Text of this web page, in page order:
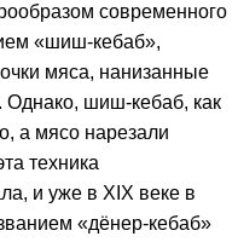
современного
«шиш-кебаб»,
мяса, нанизанные
шиш-кебаб, как
а мясо нарезали
техника
и уже в XIX веке в
«дёнер-кебаб»